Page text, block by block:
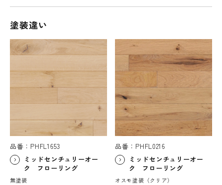
塗装違い
品番：PHFL1653
ミッドセンチュリーオー
ク フローリング
無塗装
品番：PHFL0216
ミッドセンチュリーオー
ク フローリング
オスモ塗装（クリア）